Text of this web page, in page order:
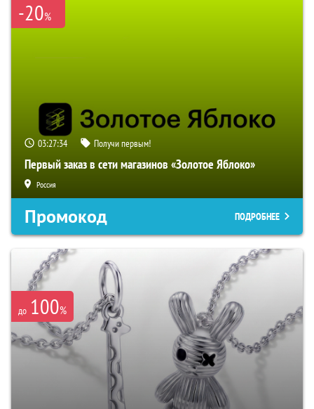
-20%
03:27:33 Получи первым!
Первый заказ в сети магазинов «Золотое Яблоко»
Россия
Промокод ПОДРОБНЕЕ
до 100%